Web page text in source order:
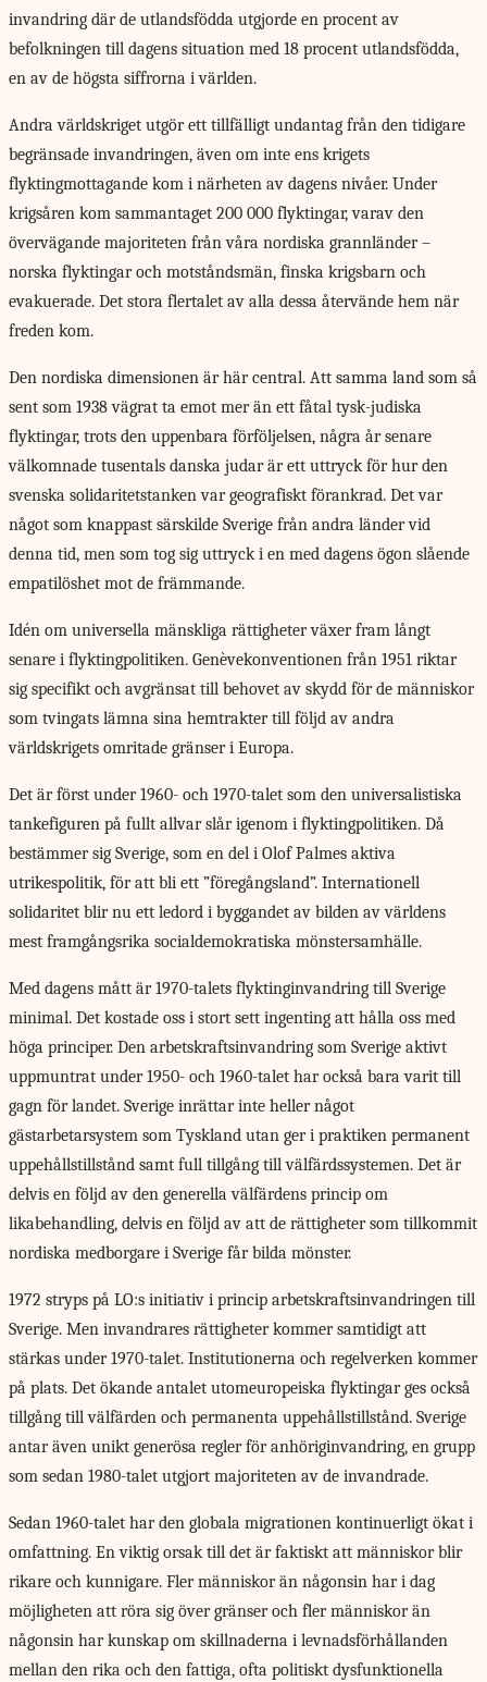
invandring där de utlandsfödda utgjorde en procent av
befolkningen till dagens situation med 18 procent utlandsfödda,
en av de högsta siffrorna i världen.
Andra världskriget utgör ett tillfälligt undantag från den tidigare
begränsade invandringen, även om inte ens krigets
flyktingmottagande kom i närheten av dagens nivåer. Under
krigsåren kom sammantaget 200 000 flyktingar, varav den
övervägande majoriteten från våra nordiska grannländer –
norska flyktingar och motståndsmän, finska krigsbarn och
evakuerade. Det stora flertalet av alla dessa återvände hem när
freden kom.
Den nordiska dimensionen är här central. Att samma land som så
sent som 1938 vägrat ta emot mer än ett fåtal tysk-judiska
flyktingar, trots den uppenbara förföljelsen, några år senare
välkomnade tusentals danska judar är ett uttryck för hur den
svenska solidaritetstanken var geografiskt förankrad. Det var
något som knappast särskilde Sverige från andra länder vid
denna tid, men som tog sig uttryck i en med dagens ögon slående
empatilöshet mot de främmande.
Idén om universella mänskliga rättigheter växer fram långt
senare i flyktingpolitiken. Genèvekonventionen från 1951 riktar
sig specifikt och avgränsat till behovet av skydd för de människor
som tvingats lämna sina hemtrakter till följd av andra
världskrigets omritade gränser i Europa.
Det är först under 1960- och 1970-talet som den universalistiska
tankefiguren på fullt allvar slår igenom i flyktingpolitiken. Då
bestämmer sig Sverige, som en del i Olof Palmes aktiva
utrikespolitik, för att bli ett ”föregångsland”. Internationell
solidaritet blir nu ett ledord i byggandet av bilden av världens
mest framgångsrika socialdemokratiska mönstersamhälle.
Med dagens mått är 1970-talets flyktinginvandring till Sverige
minimal. Det kostade oss i stort sett ingenting att hålla oss med
höga principer. Den arbetskraftsinvandring som Sverige aktivt
uppmuntrat under 1950- och 1960-talet har också bara varit till
gagn för landet. Sverige inrättar inte heller något
gästarbetarsystem som Tyskland utan ger i praktiken permanent
uppehållstillstånd samt full tillgång till välfärdssystemen. Det är
delvis en följd av den generella välfärdens princip om
likabehandling, delvis en följd av att de rättigheter som tillkommit
nordiska medborgare i Sverige får bilda mönster.
1972 stryps på LO:s initiativ i princip arbetskraftsinvandringen till
Sverige. Men invandrares rättigheter kommer samtidigt att
stärkas under 1970-talet. Institutionerna och regelverken kommer
på plats. Det ökande antalet utomeuropeiska flyktingar ges också
tillgång till välfärden och permanenta uppehållstillstånd. Sverige
antar även unikt generösa regler för anhöriginvandring, en grupp
som sedan 1980-talet utgjort majoriteten av de invandrade.
Sedan 1960-talet har den globala migrationen kontinuerligt ökat i
omfattning. En viktig orsak till det är faktiskt att människor blir
rikare och kunnigare. Fler människor än någonsin har i dag
möjligheten att röra sig över gränser och fler människor än
någonsin har kunskap om skillnaderna i levnadsförhållanden
mellan den rika och den fattiga, ofta politiskt dysfunktionella